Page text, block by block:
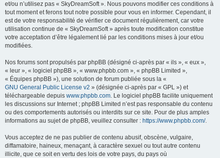
et/ou n’utilisez pas « SkyDreamSoft ». Nous pouvons modifier ces conditions à
tout moment et ferons tout notre possible pour vous en informer. Cependant, il
est de votre responsabilité de vérifier ce document régulièrement, car votre
utilisation continue de « SkyDreamSoft » après toute modification constitue
votre acceptation d’être légalement lié par les conditions mises à jour et/ou
modifiées.
Nos forums sont propulsés par phpBB (désigné ci-après par « ils », « eux »,
« leur », « logiciel phpBB », « www.phpbb.com », « phpBB Limited »,
« Équipes phpBB »), une solution de forum publiée sous la «
GNU General Public License v2 » (désignée ci-après par « GPL ») et
téléchargeable depuis www.phpbb.com. Le logiciel phpBB facilite uniquement
les discussions sur Internet ; phpBB Limited n’est pas responsable du contenu
ou des comportements autorisés ou interdits sur ce site. Pour de plus amples
informations au sujet de phpBB, veuillez consulter : https://www.phpbb.com/.
Vous acceptez de ne pas publier de contenu abusif, obscène, vulgaire,
diffamatoire, haineux, menaçant, à caractère sexuel ou tout autre contenu
illicite, que ce soit en vertu des lois de votre pays, du pays où